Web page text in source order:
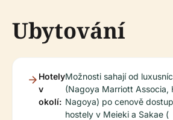
Ubytování
Hotely
v
okolí:
Možnosti sahají od
(Nagoya Marriott Associa,
Nagoya) po cenově
hostely v Meieki a Sakae (